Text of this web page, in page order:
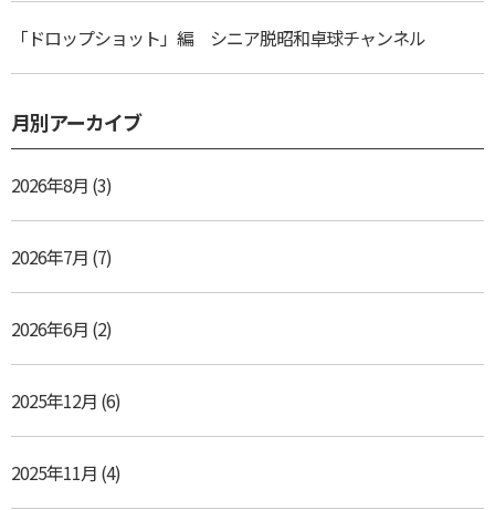
「ドロップショット」編 シニア脱昭和卓球チャンネル
月別アーカイブ
2026年8月 (3)
2026年7月 (7)
2026年6月 (2)
2025年12月 (6)
2025年11月 (4)